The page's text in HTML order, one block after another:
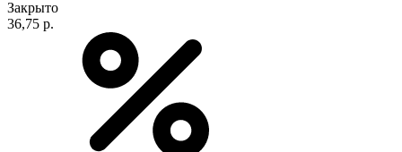
Закрыто
36,75 р.